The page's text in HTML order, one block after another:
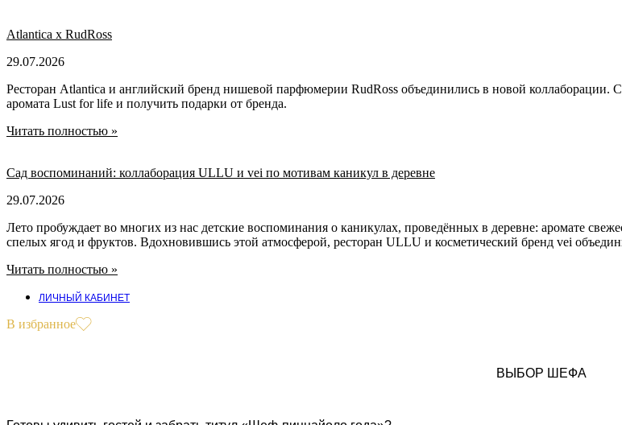
Atlantica х RudRoss
29.07.2026
Ресторан Atlantica и английский бренд нишевой парфюмерии RudRoss объединились в новой
аромата Lust for life и получить подарки от бренда.
Читать полностью »
Сад воспоминаний: коллаборация ULLU и vei по мотивам каникул в деревне
29.07.2026
Лето пробуждает во многих из нас детские воспоминания о каникулах, проведённых в деревне: аромате
спелых ягод и фруктов. Вдохновившись этой атмосферой, ресторан ULLU и косметический бренд vei
Читать полностью »
ЛИЧНЫЙ КАБИНЕТ
В избранное
ВЫБОР ШЕФА